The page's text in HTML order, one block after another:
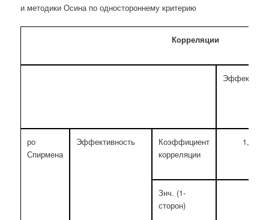
и методики Осина по одностороннему критерию
Корреляции
ро
Спирмена
Эффективность
Коэффициент
корреляции
1,000
Знч. (1-
сторон)